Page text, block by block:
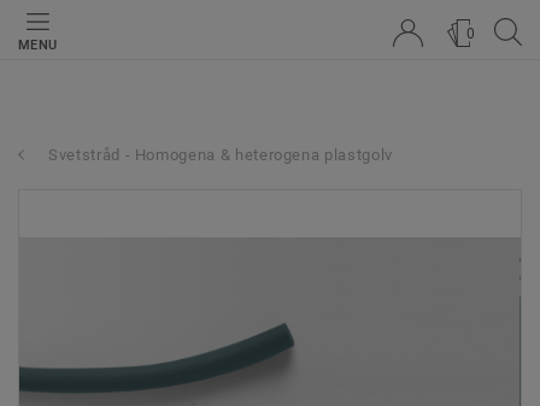
MENU
0
Svetstråd - Homogena & heterogena plastgolv